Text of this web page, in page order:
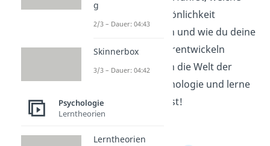
Faktoren deine Persönlichkeit
beeinflussen können und wie du deine
Persönlichkeit weiterentwickeln
kannst. Tauche ein in die Welt der
Persönlichkeitspsychologie und lerne
mehr über dich selbst!
g
2/3 – Dauer: 04:43
Skinnerbox
3/3 – Dauer: 04:42
Psychologie
Lerntheorien
Lerntheorien